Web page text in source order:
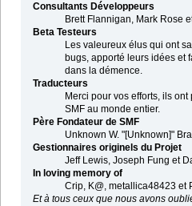
Consultants Développeurs
Brett Flannigan, Mark Rose
Beta Testeurs
Les valeureux élus qui ont
bugs, apporté leurs idées et
dans la démence.
Traducteurs
Merci pour vos efforts, ils
SMF au monde entier.
Père Fondateur de SMF
Unknown W. "[Unknown]"
Gestionnaires originels du Projet
Jeff Lewis, Joseph Fung et
In loving memory of
Crip, K@, metallica48423 et
Et à tous ceux que nous avons